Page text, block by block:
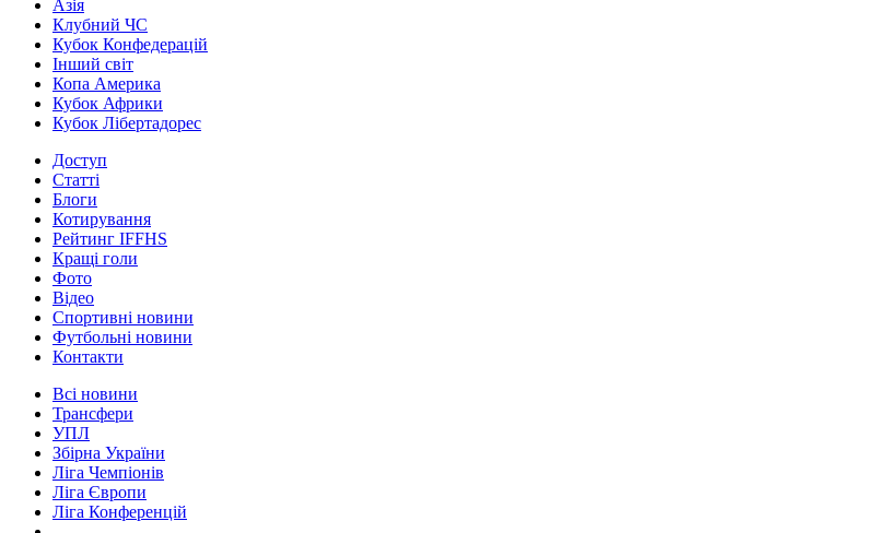
Азія
Клубний ЧС
Кубок Конфедерацій
Інший світ
Копа Америка
Кубок Африки
Кубок Лібертадорес
Доступ
Статті
Блоги
Котирування
Рейтинг IFFHS
Кращі голи
Фото
Відео
Спортивні новини
Футбольні новини
Контакти
Всі новини
Трансфери
УПЛ
Збірна України
Ліга Чемпіонів
Ліга Європи
Ліга Конференцій